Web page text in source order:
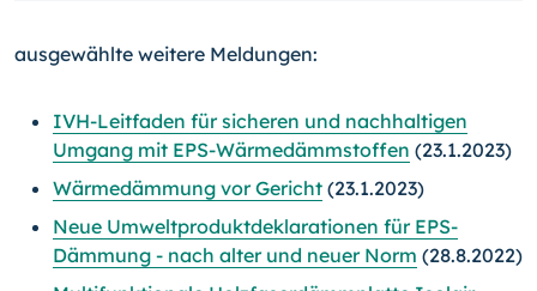
ausgewählte weitere Meldungen:
IVH-Leitfaden für sicheren und nachhaltigen
Umgang mit EPS-Wärmedämmstoffen (23.1.2023)
Wärmedämmung vor Gericht (23.1.2023)
Neue Umweltproduktdeklarationen für EPS-
Dämmung - nach alter und neuer Norm (28.8.2022)